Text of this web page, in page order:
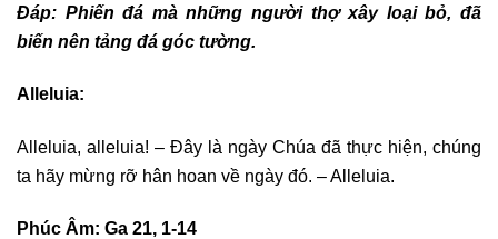
Ðáp: Phiến đá mà những người thợ xây loại bỏ, đã
biến nên tảng đá góc tường.
Alleluia:
Alleluia, alleluia! – Ðây là ngày Chúa đã thực hiện, chúng
ta hãy mừng rỡ hân hoan về ngày đó. – Alleluia.
Phúc Âm: Ga 21, 1-14